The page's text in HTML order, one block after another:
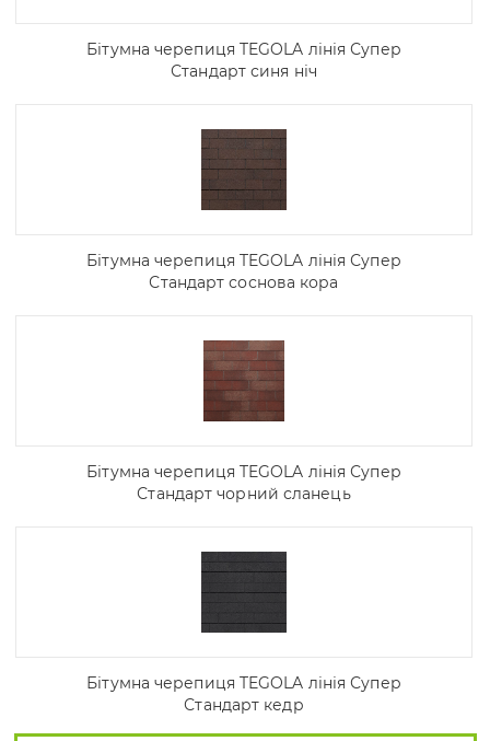
Бітумна черепиця TEGOLA лінія Супер
Стандарт синя ніч
Бітумна черепиця TEGOLA лінія Супер
Стандарт соснова кора
Бітумна черепиця TEGOLA лінія Супер
Стандарт чорний сланець
Бітумна черепиця TEGOLA лінія Супер
Стандарт кедр